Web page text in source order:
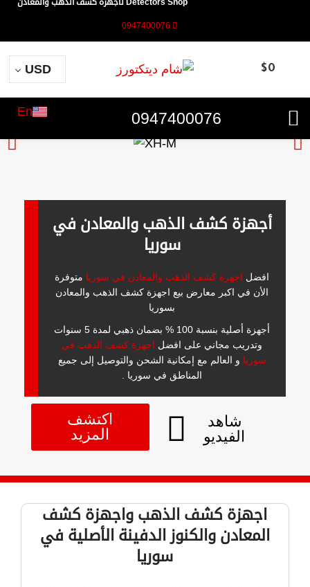
Detectors Shop لأجهزة كشف الذهب والمعادن
0947400076
$0
USD
0947400076
En
أجهزة كشف الذهب والمعادن في
سوريا
افضل اجهزة كشف الذهب والمعادن في سوريا متوفرة
الأن في اكبر معارض بيع اجهزة كشف الذهب والمعادن
بسوريا
أجهزة أصلية بنسبة 100 % بضمان ذهبي لمدة 5 سنوات
وتدريب مجاني على افضل اجهزة كشف الذهب في
سوريا و العالم مع إمكانية الشحن والتوصيل إلى جميع
المناطق في سوريا .
اكتشف
المزيد
شاهد
الفيديو
اجهزة كشف الذهب واجهزة كشف
المعادن والكنوز الدفينة الأصلية في
سوريا